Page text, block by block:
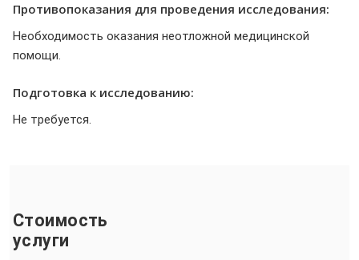
Противопоказания для проведения исследования:
Необходимость оказания неотложной медицинской
помощи.
Подготовка к исследованию:
Не требуется.
Стоимость
услуги